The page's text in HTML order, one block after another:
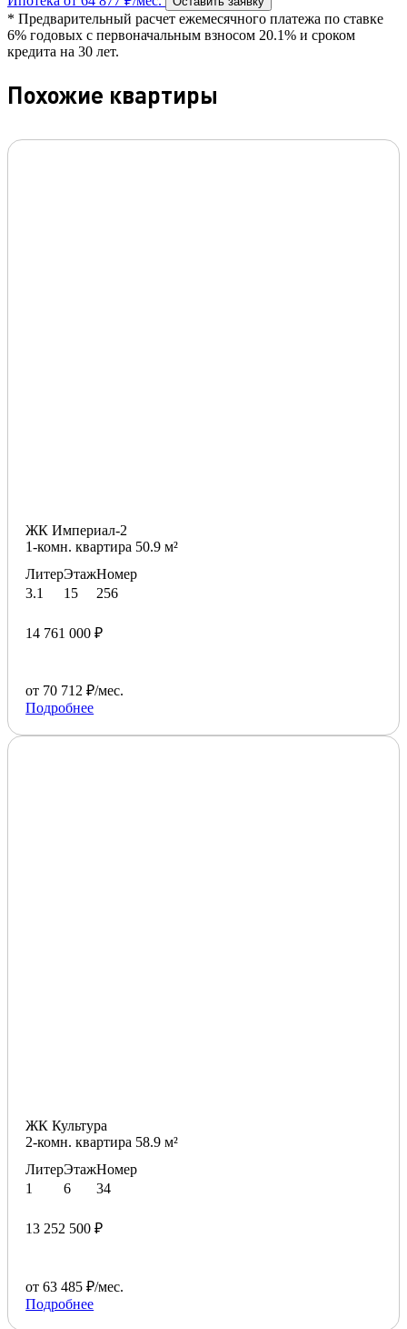
* Предварительный расчет ежемесячного платежа по ставке
6% годовых с первоначальным взносом 20.1% и сроком
кредита на 30 лет.
Похожие квартиры
ЖК Империал-2
1-комн. квартира 50.9 м²
Литер
3.1
Этаж
15
Номер
256
14 761 000 ₽
от 70 712 ₽/мес.
Подробнее
ЖК Культура
2-комн. квартира 58.9 м²
Литер
1
Этаж
6
Номер
34
13 252 500 ₽
от 63 485 ₽/мес.
Подробнее